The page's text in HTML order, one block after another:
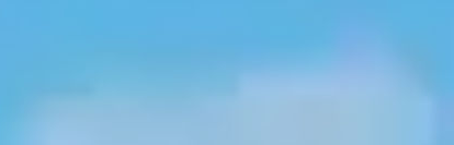
12x6mm => 6 pièces
=> 8 pièces